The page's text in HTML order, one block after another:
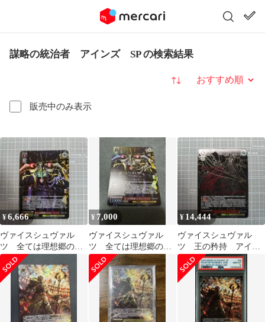
謀略の統治者 アインズ SP の検索結果
販売中のみ表示
並び替え
¥6,666
ヴァイスシュヴァル
ツ 全ては理想郷のた
めに アインズ サイ
ン SP
¥ 7,000
ヴァイスシュヴァル
ツ 全ては理想郷のた
めに アインズ サイ
ン SP
¥ 14,444
ヴァイスシュヴァル
ツ 王の矜持 アイン
ズ SEC サイン